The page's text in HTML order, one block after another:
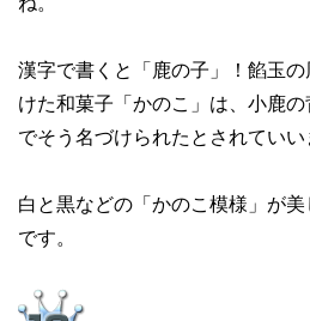
漢字で書くと「鹿の子」！餡玉
けた和菓子「かのこ」は、小鹿
でそう名づけられたとされていい
白と黒などの「かのこ模様」が
です。